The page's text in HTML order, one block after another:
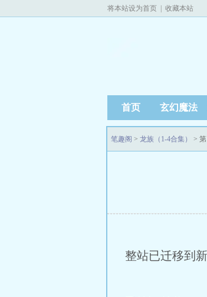
将本站设为首页 收藏本站
首页 玄幻魔法
笔趣阁 > 龙族（1-4合集） >
整站已迁移到